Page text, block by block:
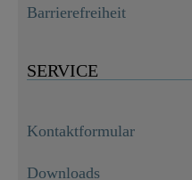
Barrierefreiheit
SERVICE
Kontaktformular
Downloads